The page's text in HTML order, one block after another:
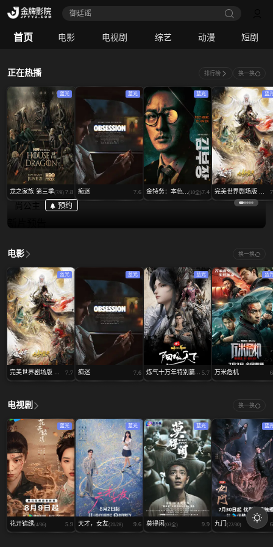
御廷谣‎
首页 电影 电视剧 综艺 动漫 短剧
电影｜ 动作
正在热播 排行榜 换一换
蓝光
龙之家族 第三季(7/8) 7.8
蓝光
痴迷 7.6
蓝光
金特务：本色... (10全)7.4
蓝
完美世界剧场版 ...
尚公主 预约
电影 换一换
蓝光
完美世界剧场版 ... 7.7
蓝光
痴迷 7.6
蓝光
炼气十万年特别篇... 5.7
蓝
万米危机
电视剧 换一换
蓝光
花开锦绣(4/36) 5.9
蓝光
天才，女友(20/28) 9.6
蓝光
莫得闲 (03全) 9.9
蓝
九门 (22/30)